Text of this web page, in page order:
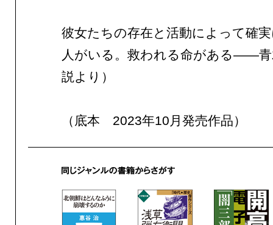
彼女たちの存在と活動によって確
人がいる。救われる命がある——青
説より）
（底本 2023年10月発売作品）